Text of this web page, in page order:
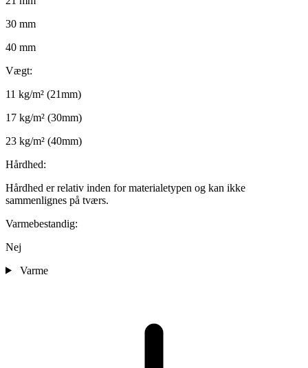
30 mm
40 mm
Vægt:
11 kg/m² (21mm)
17 kg/m² (30mm)
23 kg/m² (40mm)
Hårdhed:
Hårdhed er relativ inden for materialetypen og kan ikke
sammenlignes på tværs.
Varmebestandig:
Nej
Varme